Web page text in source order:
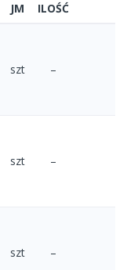
JM ILOŚĆ
szt –
szt –
szt –